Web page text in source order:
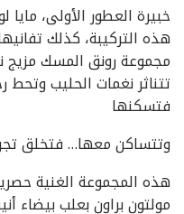
خبيرة العطور الأولى،
هذه التركيبة، كذلك
مجموعة رونق المسك مزيج
تتناثر نغمات الحليب وتحط
فتسكنها
وتتساكن معها… فتخلق
هذه المجموعة الغنية
مولتون براون بعلب